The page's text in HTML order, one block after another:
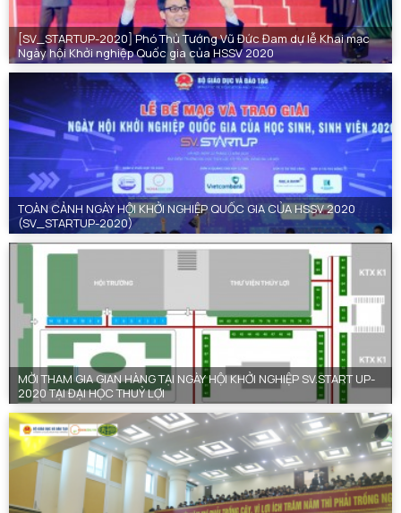
[SV_STARTUP-2020] Phó Thủ Tướng Vũ Đức Đam dự lễ Khai mạc
Ngày hội Khởi nghiệp Quốc gia của HSSV 2020
TOÀN CẢNH NGÀY HỘI KHỞI NGHIỆP QUỐC GIA CỦA HSSV 2020
(SV_STARTUP-2020)
MỜI THAM GIA GIAN HÀNG TẠI NGÀY HỘI KHỞI NGHIỆP SV.START UP-
2020 TẠI ĐẠI HỌC THUỶ LỢI